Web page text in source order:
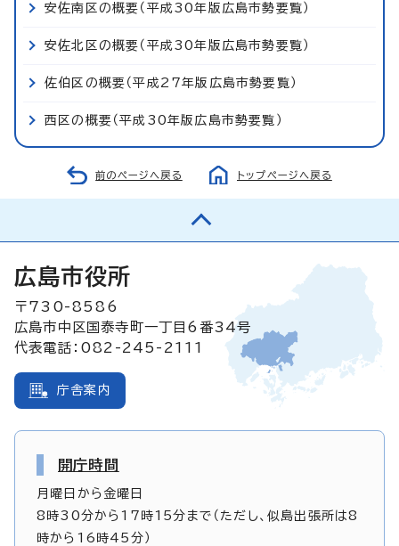
安佐南区の概要（平成30年版広島市勢要覧）
安佐北区の概要（平成30年版広島市勢要覧）
佐伯区の概要（平成27年版広島市勢要覧）
西区の概要（平成30年版広島市勢要覧）
前のページへ戻る トップページへ戻る
広島市役所
〒730-8586
広島市中区国泰寺町一丁目6番34号
代表電話：082-245-2111
庁舎案内
開庁時間
月曜日から金曜日
8時30分から17時15分まで（ただし、似島出張所は8
時から16時45分）